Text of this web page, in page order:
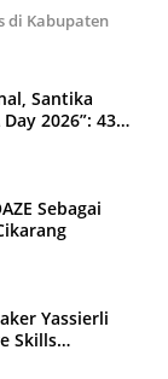
di Kabupaten
Santika
2026”: 43
Sebagai
Yassierli
Skills